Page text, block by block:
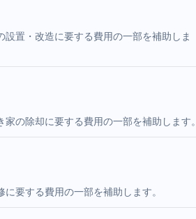
置・改造に要する費用の一部を補助しま
の除却に要する費用の一部を補助します。
要する費用の一部を補助します。